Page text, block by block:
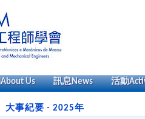
About Us 訊息News 活動
大事紀要 - 2025年